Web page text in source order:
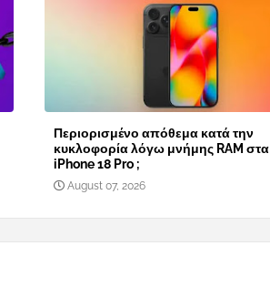
Περιορισμένο απόθεμα κατά την
κυκλοφορία λόγω μνήμης RAM στα
iPhone 18 Pro ;
August 07, 2026